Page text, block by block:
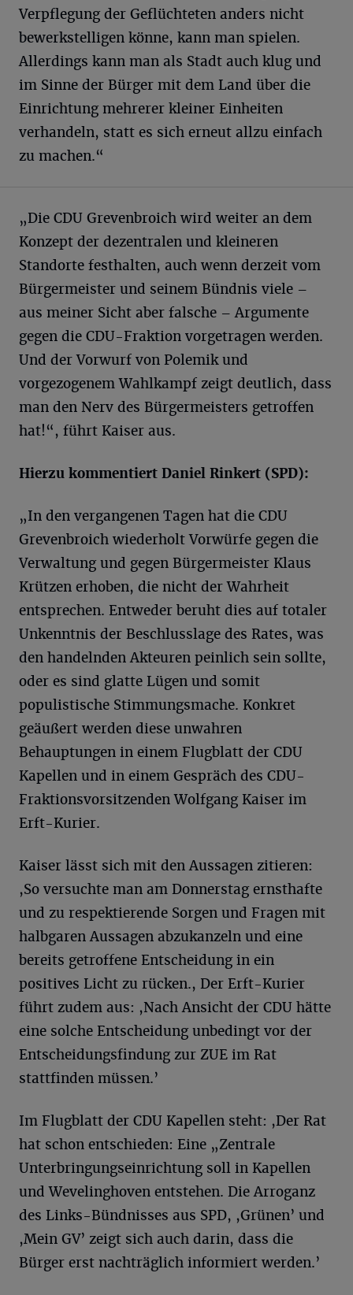
Verpflegung der Geflüchteten anders nicht
bewerkstelligen könne, kann man spielen.
Allerdings kann man als Stadt auch klug und
im Sinne der Bürger mit dem Land über die
Einrichtung mehrerer kleiner Einheiten
verhandeln, statt es sich erneut allzu einfach
zu machen.“
„Die CDU Grevenbroich wird weiter an dem
Konzept der dezentralen und kleineren
Standorte festhalten, auch wenn derzeit vom
Bürgermeister und seinem Bündnis viele –
aus meiner Sicht aber falsche – Argumente
gegen die CDU-Fraktion vorgetragen werden.
Und der Vorwurf von Polemik und
vorgezogenem Wahlkampf zeigt deutlich, dass
man den Nerv des Bürgermeisters getroffen
hat!“, führt Kaiser aus.
Hierzu kommentiert Daniel Rinkert (SPD):
„In den vergangenen Tagen hat die CDU
Grevenbroich wiederholt Vorwürfe gegen die
Verwaltung und gegen Bürgermeister Klaus
Krützen erhoben, die nicht der Wahrheit
entsprechen. Entweder beruht dies auf totaler
Unkenntnis der Beschlusslage des Rates, was
den handelnden Akteuren peinlich sein sollte,
oder es sind glatte Lügen und somit
populistische Stimmungsmache. Konkret
geäußert werden diese unwahren
Behauptungen in einem Flugblatt der CDU
Kapellen und in einem Gespräch des CDU-
Fraktionsvorsitzenden Wolfgang Kaiser im
Erft-Kurier.
Kaiser lässt sich mit den Aussagen zitieren:
,So versuchte man am Donnerstag ernsthafte
und zu respektierende Sorgen und Fragen mit
halbgaren Aussagen abzukanzeln und eine
bereits getroffene Entscheidung in ein
positives Licht zu rücken., Der Erft-Kurier
führt zudem aus: ,Nach Ansicht der CDU hätte
eine solche Entscheidung unbedingt vor der
Entscheidungsfindung zur ZUE im Rat
stattfinden müssen.’
Im Flugblatt der CDU Kapellen steht: ,Der Rat
hat schon entschieden: Eine „Zentrale
Unterbringungseinrichtung soll in Kapellen
und Wevelinghoven entstehen. Die Arroganz
des Links-Bündnisses aus SPD, ,Grünen’ und
,Mein GV’ zeigt sich auch darin, dass die
Bürger erst nachträglich informiert werden.’